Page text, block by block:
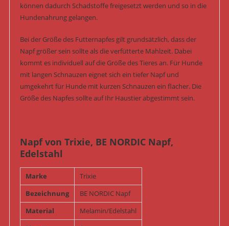
können dadurch Schadstoffe freigesetzt werden und so in die
Hundenahrung gelangen.
Bei der Größe des Futternapfes gilt grundsätzlich, dass der
Napf größer sein sollte als die verfütterte Mahlzeit. Dabei
kommt es individuell auf die Größe des Tieres an. Für Hunde
mit langen Schnauzen eignet sich ein tiefer Napf und
umgekehrt für Hunde mit kurzen Schnauzen ein flacher. Die
Größe des Napfes sollte auf Ihr Haustier abgestimmt sein.
Napf von Trixie, BE NORDIC Napf,
Edelstahl
Marke
Trixie
Bezeichnung
BE NORDIC Napf
Material
Melamin/Edelstahl